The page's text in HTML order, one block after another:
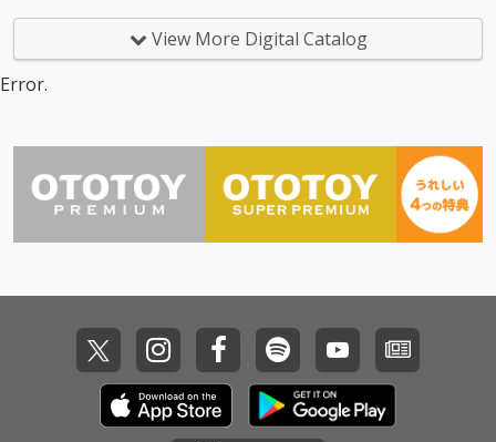
ADA KENのプロデュー
スにより、MCバトルで
アルバム『まだいける
ぜ！』から厳選した8
曲をセレクト。各トラ
ックは8小節×4本の構
しても活用しやすい実
践的な内容となってい
る。
といった代表曲をはじ
め、初期クラシック
の歴史と進化を体感で
きる全19曲を厳選収録
した。 昨年リリースさ
れたNHK大阪放送局
（BK）テーマ曲「和気
された未発表楽曲も収
録！すべての楽曲にリ
マスタリングを施し、
時代を超えて鳴り続け
るサウンドへと昇華さ
せている。タイトルに
View More Digital Catalog
Error.